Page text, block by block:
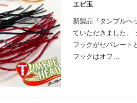
エビ玉
新製品『タンブルヘ
ていただきました。
フックがセパレート
フックはオフ…